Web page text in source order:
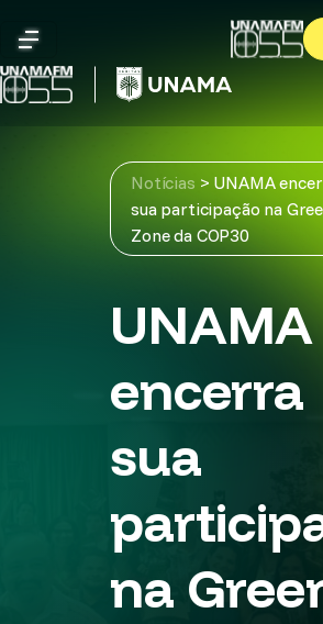
content
Notícias > UNAMA
sua participação na
Zone da COP30
UNAMA
encerra
sua
na